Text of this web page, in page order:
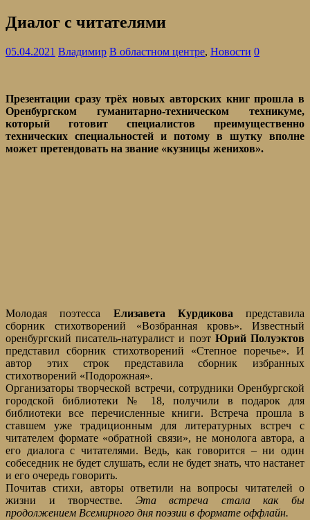
Диалог с читателями
05.04.2021 Владимир В областном центре, Новости 0
Презентации сразу трёх новых авторских книг прошла в
Оренбургском гуманитарно-техническом техникуме,
который готовит специалистов преимущественно
технических специальностей и потому в шутку вполне
может претендовать на звание «кузницы женихов».
Молодая поэтесса Елизавета Курдикова представила
сборник стихотворений «Возбранная кровь». Известный
оренбургский писатель-натуралист и поэт Юрий Полуэктов
представил сборник стихотворений «Степное поречье». И
автор этих строк представила сборник избранных
стихотворений «Подорожная».
Организаторы творческой встречи, сотрудники Оренбургской
городской библиотеки № 18, получили в подарок для
библиотеки все перечисленные книги. Встреча прошла в
ставшем уже традиционным для литературных встреч с
читателем формате «обратной связи», не монолога автора, а
его диалога с читателями. Ведь, как говорится – ни один
собеседник не будет слушать, если не будет знать, что настанет
и его очередь говорить.
Почитав стихи, авторы ответили на вопросы читателей о
жизни и творчестве. Эта встреча стала как бы
продолжением Всемирного дня поэзии в формате оффлайн.